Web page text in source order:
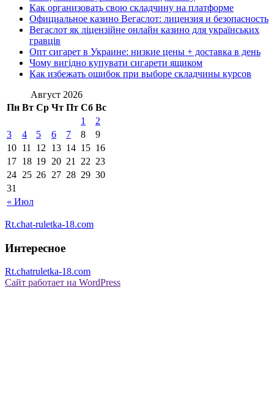
Как организовать свою складчину на платформе
Официальное казино Вегаслот: лицензия и безопасность
Вегаслот як ліцензійне онлайн казино для українських
гравців
Опт сигарет в Украине: низкие цены + доставка в день
Чому вигідно купувати сигарети ящиком
Как избежать ошибок при выборе складчины курсов
Август 2026
Пн Вт Ср Чт Пт Сб Вс
« Июл
1
2
3
4 5 6 7 8
9
10 11 12 13 14 15 16
17 18 19 20 21 22 23
24 25 26 27 28 29 30
31
Rt.chat-ruletka-18.com
Интересное
Rt.chatruletka-18.com
Сайт работает на WordPress